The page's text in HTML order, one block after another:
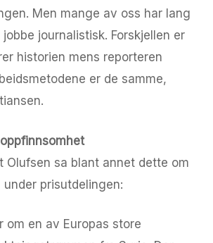
Men mange av oss har lang
journalistisk. Forskjellen er
historien mens reporteren
er de samme,
Olufsen sa blant annet dette om
prisutdelingen:
om en av Europas store